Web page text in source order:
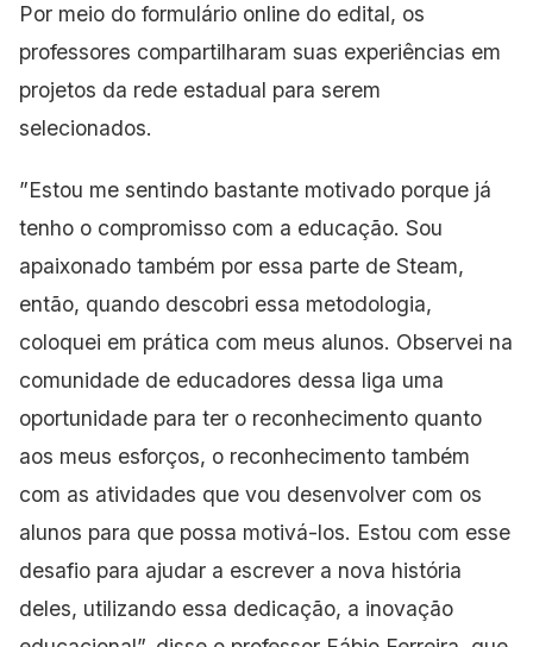
Por meio do formulário online do edital, os
professores compartilharam suas experiências em
projetos da rede estadual para serem
selecionados.
”Estou me sentindo bastante motivado porque já
tenho o compromisso com a educação. Sou
apaixonado também por essa parte de Steam,
então, quando descobri essa metodologia,
coloquei em prática com meus alunos. Observei na
comunidade de educadores dessa liga uma
oportunidade para ter o reconhecimento quanto
aos meus esforços, o reconhecimento também
com as atividades que vou desenvolver com os
alunos para que possa motivá-los. Estou com esse
desafio para ajudar a escrever a nova história
deles, utilizando essa dedicação, a inovação